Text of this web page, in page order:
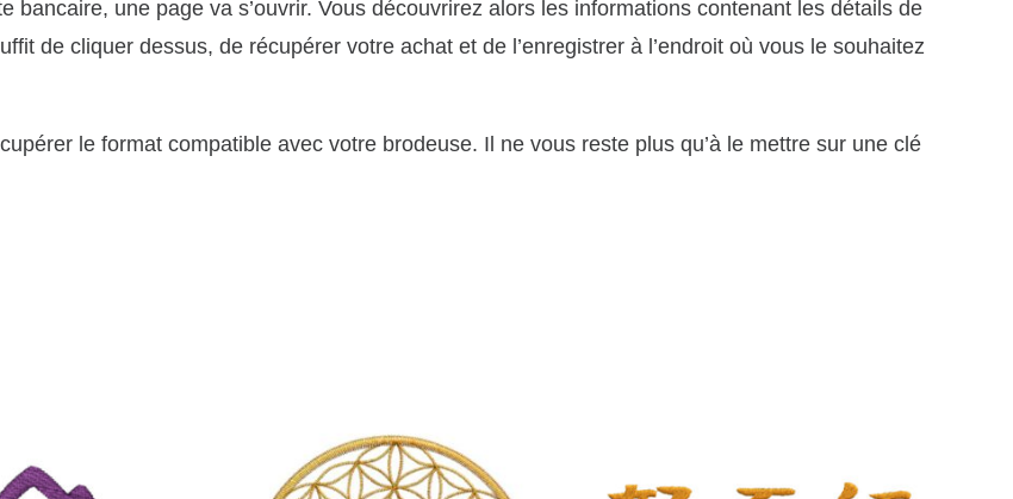
bancaire, une page va s’ouvrir. Vous découvrirez alors les informations contenant les détails de
de cliquer dessus, de récupérer votre achat et de l’enregistrer à l’endroit où vous le souhaitez
le format compatible avec votre brodeuse. I l ne vous reste plus qu’à le mettre sur une clé